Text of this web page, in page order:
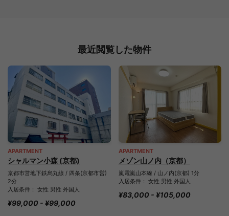
最近閲覧した物件
APARTMENT
シャルマン小森 (京都)
京都市営地下鉄烏丸線 / 四条(京都市営)
2分
入居条件： 女性 男性 外国人
¥99,000 - ¥99,000
APARTMENT
メゾン山ノ内（京都）
嵐電嵐山本線 / 山ノ内(京都) 1分
入居条件： 女性 男性 外国人
¥83,000 - ¥105,000